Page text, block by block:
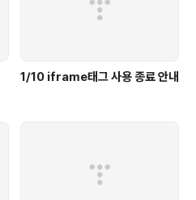
1/10 iframe태그 사용 종료 안내